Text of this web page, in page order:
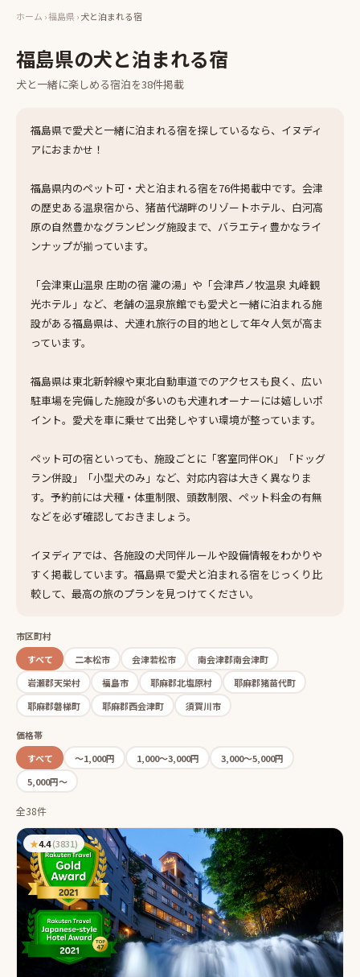
ホーム ›福島県›犬と泊まれる宿
福島県の犬と泊まれる宿
犬と一緒に楽しめる宿泊を38件掲載
福島県で愛犬と一緒に泊まれる宿を探しているなら、イヌディ
アにおまかせ！
福島県内のペット可・犬と泊まれる宿を76件掲載中です。会津
の歴史ある温泉宿から、猪苗代湖畔のリゾートホテル、白河高
原の自然豊かなグランピング施設まで、バラエティ豊かなライ
ンナップが揃っています。
「会津東山温泉 庄助の宿 瀧の湯」や「会津芦ノ牧温泉 丸峰観
光ホテル」など、老舗の温泉旅館でも愛犬と一緒に泊まれる施
設がある福島県は、犬連れ旅行の目的地として年々人気が高ま
っています。
福島県は東北新幹線や東北自動車道でのアクセスも良く、広い
駐車場を完備した施設が多いのも犬連れオーナーには嬉しいポ
イント。愛犬を車に乗せて出発しやすい環境が整っています。
ペット可の宿といっても、施設ごとに「客室同伴OK」「ドッグ
ラン併設」「小型犬のみ」など、対応内容は大きく異なりま
す。予約前には犬種・体重制限、頭数制限、ペット料金の有無
などを必ず確認しておきましょう。
イヌディアでは、各施設の犬同伴ルールや設備情報をわかりや
すく掲載しています。福島県で愛犬と泊まれる宿をじっくり比
較して、最高の旅のプランを見つけてください。
市区町村
すべて
二本松市 会津若松市
南会津郡南会津町
岩瀬郡天栄村
福島市 耶麻郡北塩原村
耶麻郡猪苗代町
耶麻郡磐梯町
耶麻郡西会津町 須賀川市
価格帯
すべて
〜1,000円 1,000〜3,000円
3,000〜5,000円
5,000円〜
全38件
★4.4(3831)